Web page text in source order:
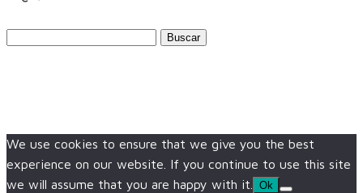
We use cookies to ensure that we give you the best
experience on our website. If you continue to use this site
we will assume that you are happy with it.
Ok